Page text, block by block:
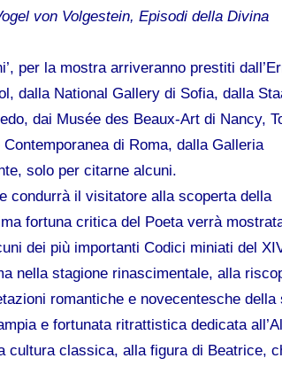
von Volgestein, Episodi dellaDivina
per la mostra arriveranno prestiti
dalla National Gallery di Sofia, dalla
dai Musée des Beaux-Art di Nancy,
di Roma, dalla Galleria
solo per citarne alcuni.
condurrà il visitatore alla scoperta della
fortuna critica del Poeta verrà
dei più importanti Codici miniati del
nella stagione rinascimentale, alla
romantiche e novecentesche della
e fortunata ritrattistica dedicata
cultura classica, alla figura di Beatrice,